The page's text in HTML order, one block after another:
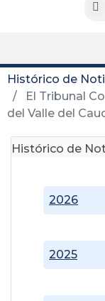
Histórico de
El Tribunal
del Valle del
Histórico de
2025
2026